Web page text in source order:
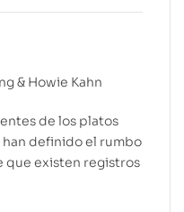
& Howie Kahn
de los platos
definido el rumbo
que existen registros